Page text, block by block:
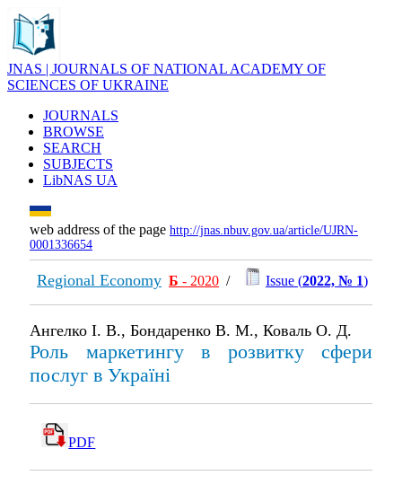
JNAS | JOURNALS OF NATIONAL ACADEMY OF
SCIENCES OF UKRAINE
JOURNALS
BROWSE
SEARCH
SUBJECTS
LibNAS UA
web address of the page http://jnas.nbuv.gov.ua/article/UJRN-
0001336654
Regional Economy Б - 2020 / Issue (2022, № 1)
Ангелко І. В., Бондаренко В. М., Коваль О. Д.
Роль маркетингу в розвитку сфери
послуг в Україні
PDF